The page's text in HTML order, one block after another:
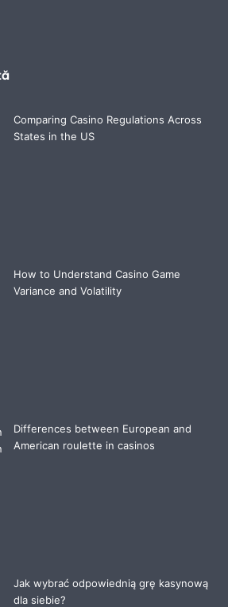
Comparing Casino Regulations Across
States in the US
How to Understand Casino Game
Variance and Volatility
Differences between European and
American roulette in casinos
Jak wybrać odpowiednią grę kasynową
dla siebie?